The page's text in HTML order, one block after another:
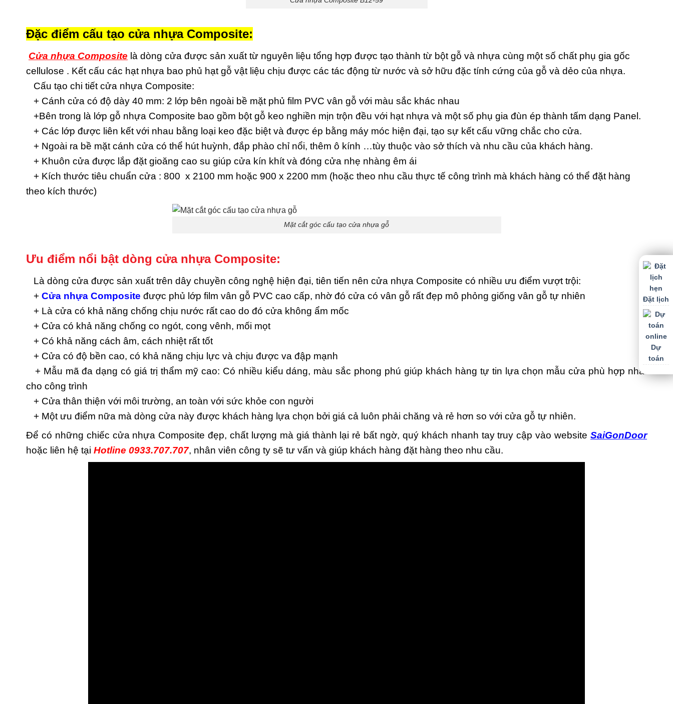
Đặc điểm cấu tạo cửa nhựa Composite:
Cửa nhựa Composite là dòng cửa được sản xuất từ nguyên liệu tổng hợp được tạo thành từ bột gỗ và nhựa cùng một số chất phụ gia gốc
cellulose . Kết cấu các hạt nhựa bao phủ hạt gỗ vật liệu chịu được các tác động từ nước và sở hữu đặc tính cứng của gỗ và dẻo của nhựa.
Cấu tạo chi tiết cửa nhựa Composite:
+ Cánh cửa có độ dày 40 mm: 2 lớp bên ngoài bề mặt phủ film PVC vân gỗ với màu sắc khác nhau
+Bên trong là lớp gỗ nhựa Composite bao gồm bột gỗ keo nghiền mịn trộn đều với hạt nhựa và một số phụ gia đùn ép thành tấm dạng Panel.
+ Các lớp được liên kết với nhau bằng loại keo đặc biệt và được ép bằng máy móc hiện đại, tạo sự kết cấu vững chắc cho cửa.
+ Ngoài ra bề mặt cánh cửa có thể hút huỳnh, đắp phào chỉ nổi, thêm ô kính …tùy thuộc vào sở thích và nhu cầu của khách hàng.
+ Khuôn cửa được lắp đặt gioăng cao su giúp cửa kín khít và đóng cửa nhẹ nhàng êm ái
+ Kích thước tiêu chuẩn cửa : 800 x 2100 mm hoặc 900 x 2200 mm (hoặc theo nhu cầu thực tế công trình mà khách hàng có thể đặt hàng
theo kích thước)
Mặt cắt góc cấu tạo cửa nhựa gỗ
Ưu điểm nổi bật dòng cửa nhựa Composite:
Là dòng cửa được sản xuất trên dây chuyền công nghệ hiện đại, tiên tiến nên cửa nhựa Composite có nhiều ưu điểm vượt trội:
+ Cửa nhựa Composite được phủ lớp film vân gỗ PVC cao cấp, nhờ đó cửa có vân gỗ rất đẹp mô phỏng giống vân gỗ tự nhiên
+ Là cửa có khả năng chống chịu nước rất cao do đó cửa không ẩm mốc
+ Cửa có khả năng chống co ngót, cong vênh, mối mọt
+ Có khả năng cách âm, cách nhiệt rất tốt
+ Cửa có độ bền cao, có khả năng chịu lực và chịu được va đập mạnh
+ Mẫu mã đa dạng có giá trị thẩm mỹ cao: Có nhiều kiểu dáng, màu sắc phong phú giúp khách hàng tự tin lựa chọn mẫu cửa phù hợp nhất
cho công trình
+ Cửa thân thiện với môi trường, an toàn với sức khỏe con người
+ Một ưu điểm nữa mà dòng cửa này được khách hàng lựa chọn bởi giá cả luôn phải chăng và rẻ hơn so với cửa gỗ tự nhiên.
Để có những chiếc cửa nhựa Composite đẹp, chất lượng mà giá thành lại rẻ bất ngờ, quý khách nhanh tay truy cập vào website SaiGonDoor
hoặc liên hệ tại Hotline 0933.707.707, nhân viên công ty sẽ tư vấn và giúp khách hàng đặt hàng theo nhu cầu.
Đặt lịch
Dự
toán